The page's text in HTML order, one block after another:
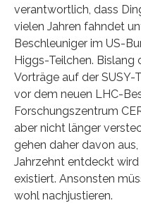
verantwortlich, dass
vielen Jahren fahndet
Beschleuniger im US-
Higgs-Teilchen. Bislang
Vorträge auf der SUSY-
vor dem neuen LHC-
Forschungszentrum
aber nicht länger
gehen daher davon
Jahrzehnt entdeckt
existiert. Ansonsten
wohl nachjustieren.